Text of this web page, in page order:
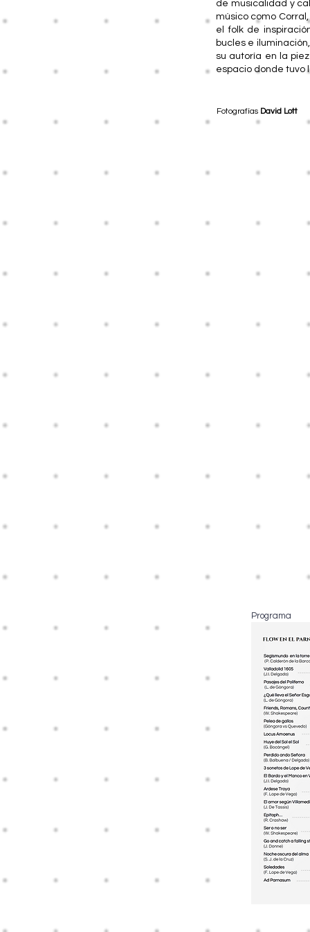
de musicalidad y
músico como
el folk de
bucles e
su autoría en la
espacio donde tuvo
Fotografías David Lott
Programa